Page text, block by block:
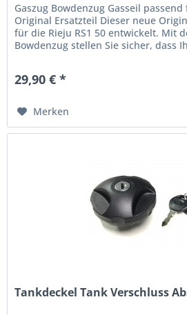
Gaszug Bowdenzug Gasseil passend
Original Ersatzteil Dieser neue
für die Rieju RS1 50 entwickelt. Mit
Bowdenzug stellen Sie sicher, dass
29,90 € *
Merken
Tankdeckel Tank Verschluss